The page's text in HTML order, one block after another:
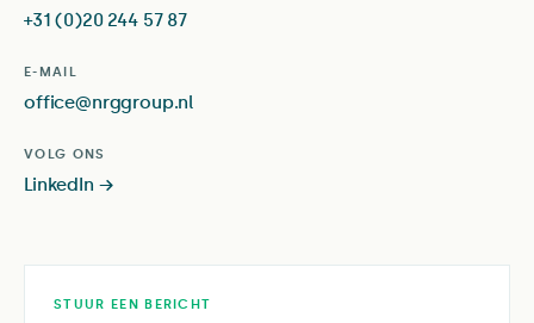
+31 (0)20 244 57 87
E-MAIL
office@nrggroup.nl
VOLG ONS
LinkedIn →
STUUR EEN BERICHT